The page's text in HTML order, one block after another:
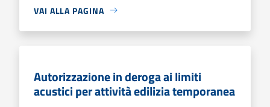
VAI ALLA PAGINA
Autorizzazione in deroga ai limiti
acustici per attività edilizia temporanea